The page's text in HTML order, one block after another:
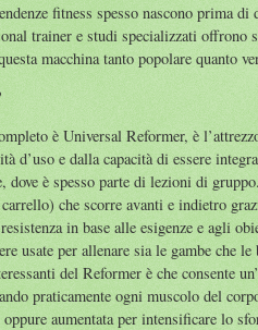
fitness spesso nascono prima
trainer e studi specializzati
macchina tanto popolare quanto
è Universal Reformer, è
d’uso e dalla capacità di essere
dove è spesso parte di lezioni di
che scorre avanti e indietro
in base alle esigenze e agli
usate per allenare sia le gambe che
del Reformer è che consente
praticamente ogni muscolo del
aumentata per intensificare lo